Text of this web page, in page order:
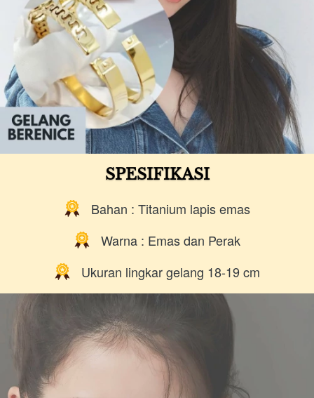
SPESIFIKASI
Bahan : Titanium lapis emas
Warna : Emas dan Perak
Ukuran lingkar gelang 18-19 cm